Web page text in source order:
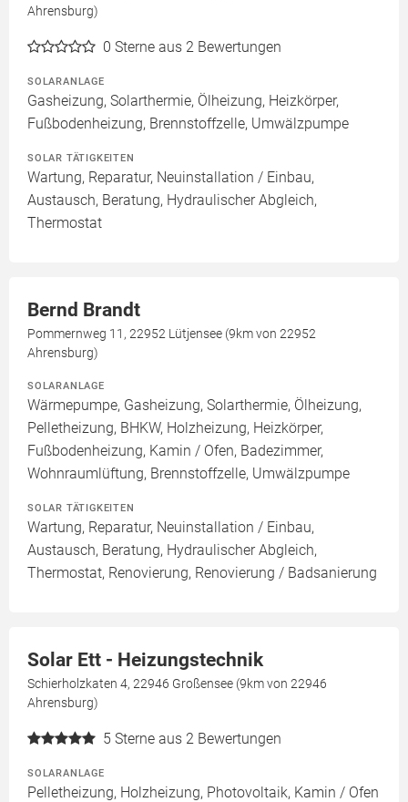
Ahrensburg)
0 Sterne aus 2 Bewertungen
SOLARANLAGE
Gasheizung, Solarthermie, Ölheizung, Heizkörper,
Fußbodenheizung, Brennstoffzelle, Umwälzpumpe
SOLAR TÄTIGKEITEN
Wartung, Reparatur, Neuinstallation / Einbau,
Austausch, Beratung, Hydraulischer Abgleich,
Thermostat
Bernd Brandt
Pommernweg 11, 22952 Lütjensee (9km von 22952
Ahrensburg)
SOLARANLAGE
Wärmepumpe, Gasheizung, Solarthermie, Ölheizung,
Pelletheizung, BHKW, Holzheizung, Heizkörper,
Fußbodenheizung, Kamin / Ofen, Badezimmer,
Wohnraumlüftung, Brennstoffzelle, Umwälzpumpe
SOLAR TÄTIGKEITEN
Wartung, Reparatur, Neuinstallation / Einbau,
Austausch, Beratung, Hydraulischer Abgleich,
Thermostat, Renovierung, Renovierung / Badsanierung
Solar Ett - Heizungstechnik
Schierholzkaten 4, 22946 Großensee (9km von 22946
Ahrensburg)
5 Sterne aus 2 Bewertungen
SOLARANLAGE
Pelletheizung, Holzheizung, Photovoltaik, Kamin / Ofen